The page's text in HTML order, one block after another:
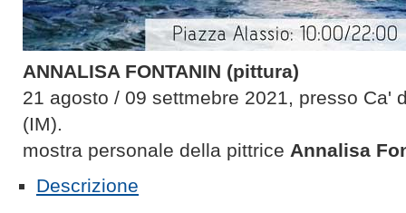
ANNALISA FONTANIN (pittura)
21 agosto / 09 settmebre 2021, presso Ca'
(IM).
mostra personale della pittrice Annalisa
Descrizione